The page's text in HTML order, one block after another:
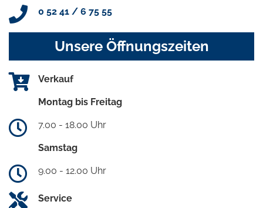
0 52 41 / 6 75 55
Unsere Öffnungszeiten
Verkauf
Montag bis Freitag
7.00 - 18.00 Uhr
Samstag
9.00 - 12.00 Uhr
Service